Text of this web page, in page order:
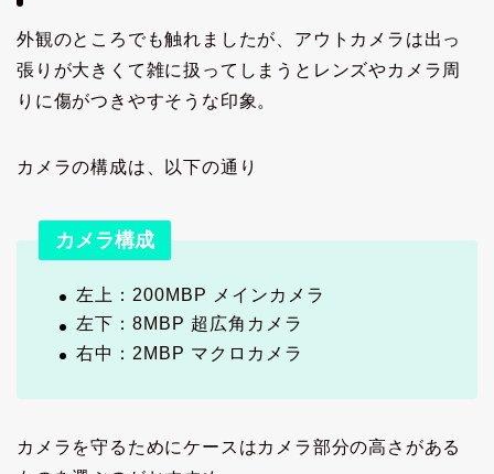
外観のところでも触れましたが、アウトカメラは出っ
張りが大きくて雑に扱ってしまうとレンズやカメラ周
りに傷がつきやすそうな印象。
カメラの構成は、以下の通り
カメラ構成
左上：200MBP メインカメラ
左下：8MBP 超広角カメラ
右中：2MBP マクロカメラ
カメラを守るためにケースはカメラ部分の高さがある